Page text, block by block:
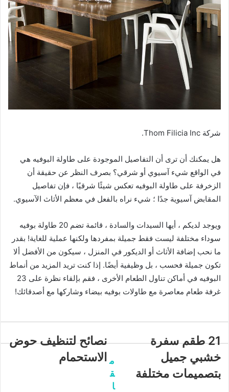
شركة Thom Filicia Inc.
هل يمكنك أن ترى أن التفاصيل الموجودة على طاولة البوفيه هي
في الواقع شيء آسيوي أو شرقي؟ بصرف النظر عن حقيقة أن
الزخرفة على طاولة البوفيه تعكس شيئًا شرقيًا ، فإن تفاصيل
المقابض آسيوية جدًا ؛ شيء نراه بالفعل في معظم الأثاث الآسيوي.
ويوجد لديكم ، أيها السيدات والسادة ، قائمة تضم 20 طاولة بوفيه
سوداء مختلفة ليست فقط جميلة بمفردها ولكنها عملية للغاية! بقدر
ما نحب إضافة الأثاث أو الديكور في المنزل ، سيكون من الأفضل ألا
تكون جميلة فحسب ، بل وظيفية أيضًا. إذا كنت تريد المزيد من أنماط
البوفيه في أماكن تناول الطعام الأخرى ، فقم بإلقاء نظرة على 23
غرفة طعام معاصرة مع طاولات بوفيه بيضاء وشاركها مع أصدقائك!
21 طقم سفرة
خشبي جميل
بتصميمات مختلفة
نصائح لتنظيف حوض
الاستحمام م
ق
ا